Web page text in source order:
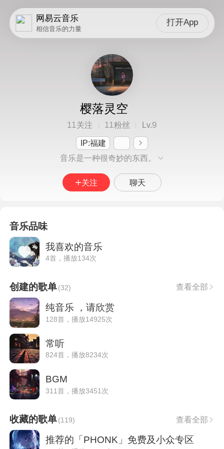
网易云音乐
相信音乐的力量
打开App
樱落灵空
11关注 11粉丝 Lv.9
IP:福建
音乐是一种很奇妙的东西。
关注 聊天
音乐品味
我喜欢的音乐
4首，播放134次
创建的歌单(32) 查看全部
纯音乐 ，请欣赏
128首，播放14925次
常听
824首，播放8234次
BGM
311首，播放3451次
收藏的歌单(119) 查看全部
推荐的「PHONK」免费及小众专区